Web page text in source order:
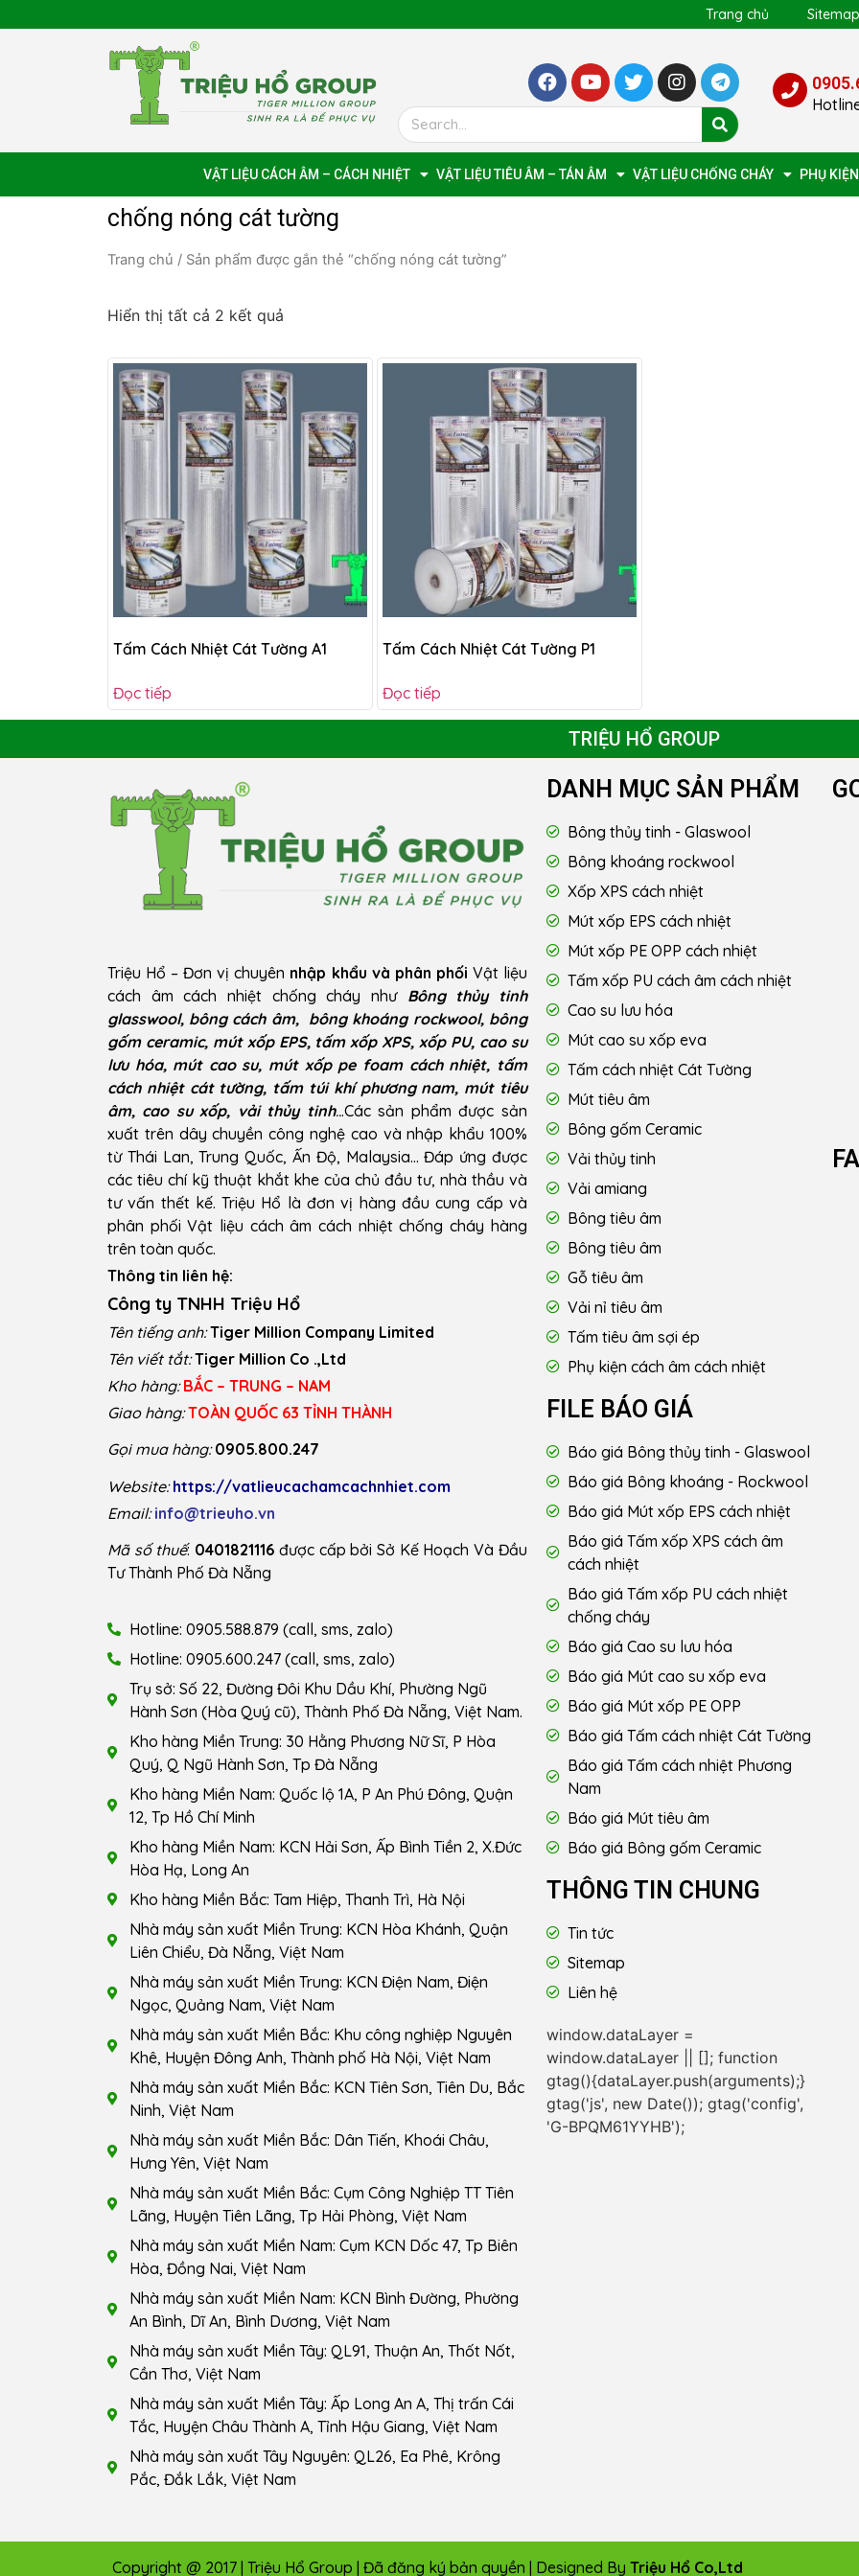
Trang chủ Sitemap
VẬT LIỆU CÁCH ÂM – CÁCH NHIỆT VẬT LIỆU TIÊU ÂM – TÁN ÂM VẬT LIỆU CHỐNG CHÁY PHỤ
chống nóng cát tường
Trang chủ / Sản phẩm được gắn thẻ “chống nóng cát tường”
Hiển thị tất cả 2 kết quả
Tấm Cách Nhiệt Cát Tường A1
Đọc tiếp
Tấm Cách Nhiệt Cát Tường P1
Đọc tiếp
TRIỆU HỔ GROUP
Triệu Hổ – Đơn vị chuyên nhập khẩu và phân phối Vật liệu
cách âm cách nhiệt chống cháy như Bông thủy tinh
glasswool, bông cách âm, bông khoáng rockwool, bông
gốm ceramic, mút xốp EPS, tấm xốp XPS, xốp PU, cao su
lưu hóa, mút cao su, mút xốp pe foam cách nhiệt, tấm
cách nhiệt cát tường, tấm túi khí phương nam, mút tiêu
âm, cao su xốp, vải thủy tinh...Các sản phẩm được sản
xuất trên dây chuyền công nghệ cao và nhập khẩu 100%
từ Thái Lan, Trung Quốc, Ấn Độ, Malaysia… Đáp ứng được
các tiêu chí kỹ thuật khắt khe của chủ đầu tư, nhà thầu và
tư vấn thết kế. Triệu Hổ là đơn vị hàng đầu cung cấp và
phân phối Vật liệu cách âm cách nhiệt chống cháy hàng
trên toàn quốc.
Thông tin liên hệ:
Công ty TNHH Triệu Hổ
Tên tiếng anh: Tiger Million Company Limited
Tên viết tắt: Tiger Million Co .,Ltd
Kho hàng: BẮC – TRUNG – NAM
Giao hàng: TOÀN QUỐC 63 TỈNH THÀNH
Gọi mua hàng: 0905.800.247
Website: https://vatlieucachamcachnhiet.com
Email: info@trieuho.vn
Mã số thuế: 0401821116 được cấp bởi Sở Kế Hoạch Và Đầu
Tư Thành Phố Đà Nẵng
Hotline: 0905.588.879 (call, sms, zalo)
Hotline: 0905.600.247 (call, sms, zalo)
Trụ sở: Số 22, Đường Đôi Khu Dầu Khí, Phường Ngũ
Hành Sơn (Hòa Quý cũ), Thành Phố Đà Nẵng, Việt Nam.
Kho hàng Miền Trung: 30 Hằng Phương Nữ Sĩ, P Hòa
Quý, Q Ngũ Hành Sơn, Tp Đà Nẵng
Kho hàng Miền Nam: Quốc lộ 1A, P An Phú Đông, Quận
12, Tp Hồ Chí Minh
Kho hàng Miền Nam: KCN Hải Sơn, Ấp Bình Tiền 2, X.Đức
Hòa Hạ, Long An
Kho hàng Miền Bắc: Tam Hiệp, Thanh Trì, Hà Nội
Nhà máy sản xuất Miền Trung: KCN Hòa Khánh, Quận
Liên Chiểu, Đà Nẵng, Việt Nam
Nhà máy sản xuất Miền Trung: KCN Điện Nam, Điện
Ngọc, Quảng Nam, Việt Nam
Nhà máy sản xuất Miền Bắc: Khu công nghiệp Nguyên
Khê, Huyện Đông Anh, Thành phố Hà Nội, Việt Nam
Nhà máy sản xuất Miền Bắc: KCN Tiên Sơn, Tiên Du, Bắc
Ninh, Việt Nam
Nhà máy sản xuất Miền Bắc: Dân Tiến, Khoái Châu,
Hưng Yên, Việt Nam
Nhà máy sản xuất Miền Bắc: Cụm Công Nghiệp TT Tiên
Lãng, Huyện Tiên Lãng, Tp Hải Phòng, Việt Nam
Nhà máy sản xuất Miền Nam: Cụm KCN Dốc 47, Tp Biên
Hòa, Đồng Nai, Việt Nam
Nhà máy sản xuất Miền Nam: KCN Bình Đường, Phường
An Bình, Dĩ An, Bình Dương, Việt Nam
Nhà máy sản xuất Miền Tây: QL91, Thuận An, Thốt Nốt,
Cần Thơ, Việt Nam
Nhà máy sản xuất Miền Tây: Ấp Long An A, Thị trấn Cái
Tắc, Huyện Châu Thành A, Tỉnh Hậu Giang, Việt Nam
Nhà máy sản xuất Tây Nguyên: QL26, Ea Phê, Krông
Pắc, Đắk Lắk, Việt Nam
DANH MỤC SẢN PHẨM
Bông thủy tinh - Glaswool
Bông khoáng rockwool
Xốp XPS cách nhiệt
Mút xốp EPS cách nhiệt
Mút xốp PE OPP cách nhiệt
Tấm xốp PU cách âm cách nhiệt
Cao su lưu hóa
Mút cao su xốp eva
Tấm cách nhiệt Cát Tường
Mút tiêu âm
Bông gốm Ceramic
Vải thủy tinh
Vải amiang
Bông tiêu âm
Bông tiêu âm
Gỗ tiêu âm
Vải nỉ tiêu âm
Tấm tiêu âm sợi ép
Phụ kiện cách âm cách nhiệt
FILE BÁO GIÁ
Báo giá Bông thủy tinh - Glaswool
Báo giá Bông khoáng - Rockwool
Báo giá Mút xốp EPS cách nhiệt
Báo giá Tấm xốp XPS cách âm
cách nhiệt
Báo giá Tấm xốp PU cách nhiệt
chống cháy
Báo giá Cao su lưu hóa
Báo giá Mút cao su xốp eva
Báo giá Mút xốp PE OPP
Báo giá Tấm cách nhiệt Cát Tường
Báo giá Tấm cách nhiệt Phương
Nam
Báo giá Mút tiêu âm
Báo giá Bông gốm Ceramic
THÔNG TIN CHUNG
Tin tức
Sitemap
Liên hệ
window.dataLayer =
window.dataLayer || []; function
gtag(){dataLayer.push(arguments);}
gtag('js', new Date()); gtag('config',
'G-BPQM61YYHB');
Copyright @ 2017 | Triệu Hổ Group | Đã đăng ký bản quyền | Designed By Triệu Hổ Co,Ltd